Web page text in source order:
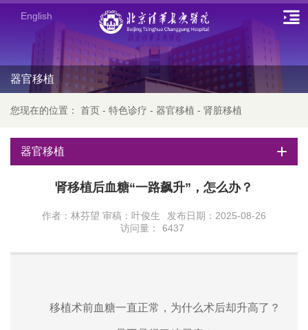
English
器官移植
您现在的位置： 首页 - 特色诊疗 - 器官移植 - 肾脏移植
器官移植
肾移植后血糖“一路飙升”，怎么办？
作者：林芬望 审稿：叶俊生
发布日期：2025-08-26
访问量：
6437
移植术前血糖一直正常，为什么术后却升高了？